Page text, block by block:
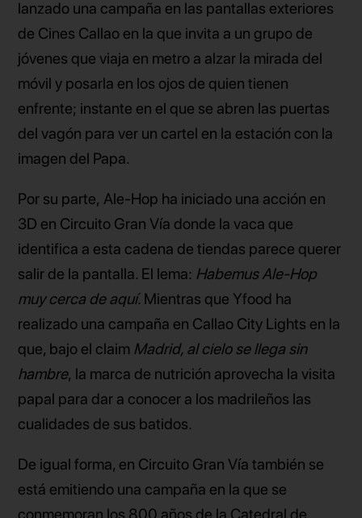
lanzado una campaña en las pantallas exteriores
de Cines Callao en la que invita a un grupo de
jóvenes que viaja en metro a alzar la mirada del
móvil y posarla en los ojos de quien tienen
enfrente; instante en el que se abren las puertas
del vagón para ver un cartel en la estación con la
imagen del Papa.
Por su parte, Ale-Hop ha iniciado una acción en
3D en Circuito Gran Vía donde la vaca que
identifica a esta cadena de tiendas parece querer
salir de la pantalla. El lema: Habemus Ale-Hop
muy cerca de aquí. Mientras que Yfood ha
realizado una campaña en Callao City Lights en la
que, bajo el claim Madrid, al cielo se llega sin
hambre, la marca de nutrición aprovecha la visita
papal para dar a conocer a los madrileños las
cualidades de sus batidos.
De igual forma, en Circuito Gran Vía también se
está emitiendo una campaña en la que se